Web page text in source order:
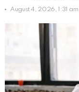
August 4, 2026, 1:31 am